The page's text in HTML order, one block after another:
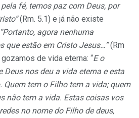
fé, temos paz com Deus, por
(Rm. 5.1) e já não existe
“Portanto, agora nenhuma
que estão em Cristo Jesus…”(Rm
de vida eterna: “E o
Deus nos deu a vida eterna e esta
Quem tem o Filho tem a vida; quem
não tem a vida. Estas coisas vos
no nome do Filho de deus,